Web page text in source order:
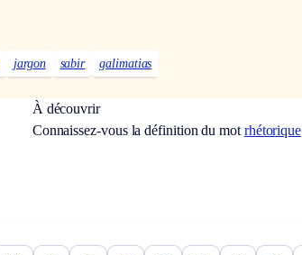
jargon sabir galimatias
À découvrir
Connaissez-vous la définition du mot rhétorique